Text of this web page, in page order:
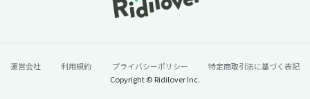
運営会社 利用規約 プライバシーポリシー
特定商取引法に基づく表記
Copyright © Ridilover Inc.